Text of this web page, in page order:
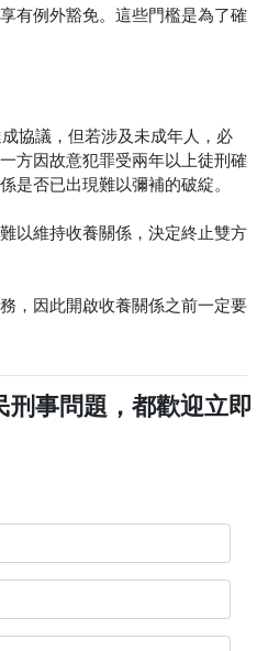
有例外豁免。這些門檻是為了確
協議，但若涉及未成年人，必
方因故意犯罪受兩年以上徒刑確
是否已出現難以彌補的破綻。
以維持收養關係，決定終止雙方
，因此開啟收養關係之前一定要
刑事問題，都歡迎立即